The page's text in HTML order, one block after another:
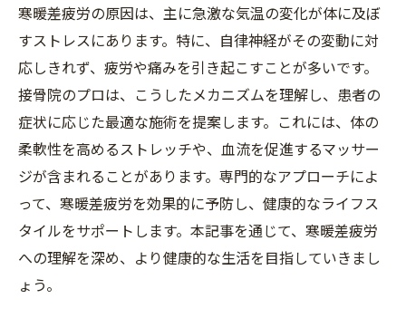
寒暖差疲労の原因は、主に急激な気温の変化が体に及ぼ
すストレスにあります。特に、自律神経がその変動に対
応しきれず、疲労や痛みを引き起こすことが多いです。
接骨院のプロは、こうしたメカニズムを理解し、患者の
症状に応じた最適な施術を提案します。これには、体の
柔軟性を高めるストレッチや、血流を促進するマッサー
ジが含まれることがあります。専門的なアプローチによ
って、寒暖差疲労を効果的に予防し、健康的なライフス
タイルをサポートします。本記事を通じて、寒暖差疲労
への理解を深め、より健康的な生活を目指していきまし
ょう。